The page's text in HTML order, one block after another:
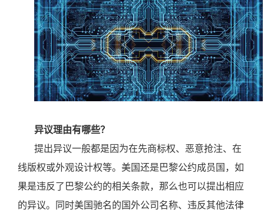
异议理由有哪些？
提出异议一般都是因为在先商标权、恶意抢注、在
线版权或外观设计权等。美国还是巴黎公约成员国，如
果是违反了巴黎公约的相关条款，那么也可以提出相应
的异议。同时美国驰名的国外公司名称、违反其他法律